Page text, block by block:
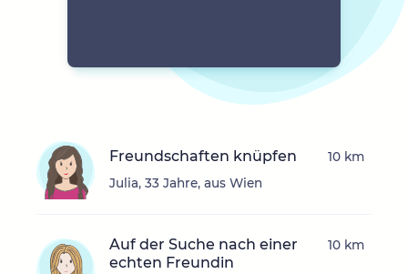
Freundschaften knüpfen
Julia, 33 Jahre, aus Wien
10 km
Auf der Suche nach einer
echten Freundin
10 km